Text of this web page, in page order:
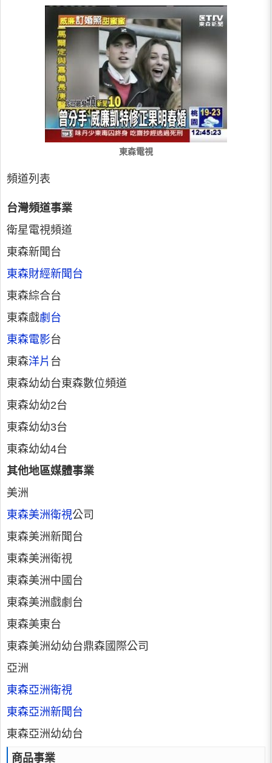
東森電視
頻道列表
台灣頻道事業
衛星電視頻道
東森新聞台
東森財經新聞台
東森綜合台
東森戲劇台
東森電影台
東森洋片 台
東森幼幼台東森數位頻道
東森幼幼2台
東森幼幼3台
東森幼幼4台
其他地區媒體事業
美洲
東森美洲衛視公司
東森美洲新聞台
東森美洲衛視
東森美洲中國台
東森美洲戲劇台
東森美東台
東森美洲幼幼台鼎森國際公司
亞洲
東森亞洲衛視
東森亞洲新聞台
東森亞洲幼幼台
商品事業